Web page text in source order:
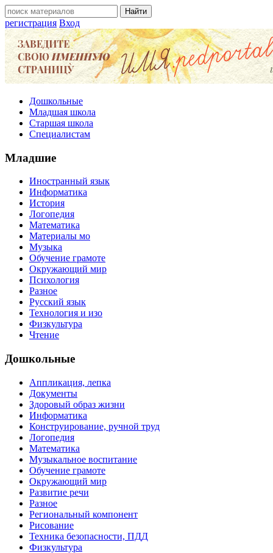
регистрация Вход
Дошкольные
Младшая школа
Старшая школа
Специалистам
Младшие
Иностранный язык
Информатика
История
Логопедия
Математика
Материалы мо
Музыка
Обучение грамоте
Окружающий мир
Психология
Разное
Русский язык
Технология и изо
Физкультура
Чтение
Дошкольные
Аппликация, лепка
Документы
Здоровый образ жизни
Информатика
Конструирование, ручной труд
Логопедия
Математика
Музыкальное воспитание
Обучение грамоте
Окружающий мир
Развитие речи
Разное
Региональный компонент
Рисование
Техника безопасности, ПДД
Физкультура